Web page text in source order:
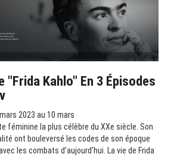
"Frida Kahlo" En 3 Épisodes
2023 au 10 mars
féminine la plus célèbre du XXe siècle. Son
ont bouleversé les codes de son époque
les combats d’aujourd’hui. La vie de Frida